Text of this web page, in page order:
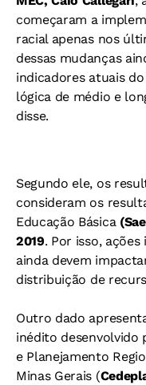
começaram a
racial apenas nos
dessas mudanças
indicadores atuais do
lógica de médio e
disse.
Segundo ele, os
consideram os
Educação Básica
2019. Por isso,
ainda devem
distribuição de
Outro dado
inédito desenvolvido
e Planejamento
Minas Gerais (